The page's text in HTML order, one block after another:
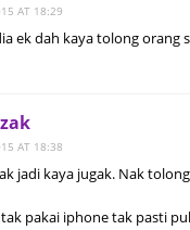
AT 18:29
ek dah kaya tolong orang
AT 18:38
jadi kaya jugak. Nak
tak pakai iphone tak pasti